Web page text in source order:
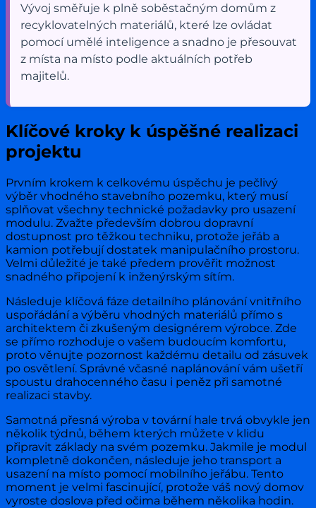
Vývoj směřuje k plně soběstačným domům z
recyklovatelných materiálů, které lze ovládat
pomocí umělé inteligence a snadno je přesouvat
z místa na místo podle aktuálních potřeb
majitelů.
Klíčové kroky k úspěšné realizaci
projektu
Prvním krokem k celkovému úspěchu je pečlivý
výběr vhodného stavebního pozemku, který musí
splňovat všechny technické požadavky pro usazení
modulu. Zvažte především dobrou dopravní
dostupnost pro těžkou techniku, protože jeřáb a
kamion potřebují dostatek manipulačního prostoru.
Velmi důležité je také předem prověřit možnost
snadného připojení k inženýrským sítím.
Následuje klíčová fáze detailního plánování vnitřního
uspořádání a výběru vhodných materiálů přímo s
architektem či zkušeným designérem výrobce. Zde
se přímo rozhoduje o vašem budoucím komfortu,
proto věnujte pozornost každému detailu od zásuvek
po osvětlení. Správné včasné naplánování vám ušetří
spoustu drahocenného času i peněz při samotné
realizaci stavby.
Samotná přesná výroba v tovární hale trvá obvykle jen
několik týdnů, během kterých můžete v klidu
připravit základy na svém pozemku. Jakmile je modul
kompletně dokončen, následuje jeho transport a
usazení na místo pomocí mobilního jeřábu. Tento
moment je velmi fascinující, protože váš nový domov
vyroste doslova před očima během několika hodin.